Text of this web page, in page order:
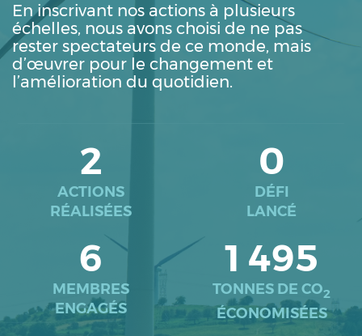
En inscrivant nos actions à plusieurs
échelles, nous avons choisi de ne pas
rester spectateurs de ce monde, mais
d’œuvrer pour le changement et
l’amélioration du quotidien.
2
ACTIONS
RÉALISÉES
0
DÉFI
LANCÉ
6
MEMBRES
ENGAGÉS
1 495
TONNES DE CO2
ÉCONOMISÉES